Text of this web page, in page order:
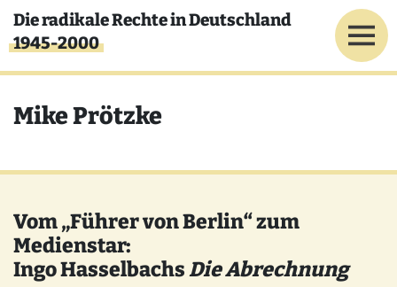
Direkt zum Inhalt
Die radikale Rechte in Deutschland
1945-2000
Mike Prötzke
Vom „Führer von Berlin“ zum
Medienstar:
Ingo HasselbachsDie Abrechnung